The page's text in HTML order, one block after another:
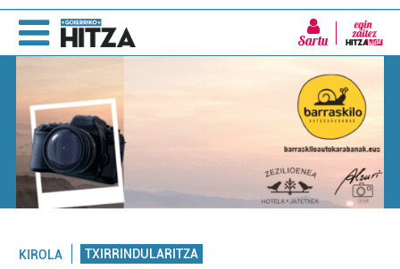
Sartu
KIROLA TXIRRINDULARITZA